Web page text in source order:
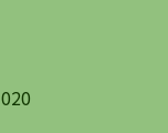
のお部屋を
物件情報に
サポートさ
ます。私た